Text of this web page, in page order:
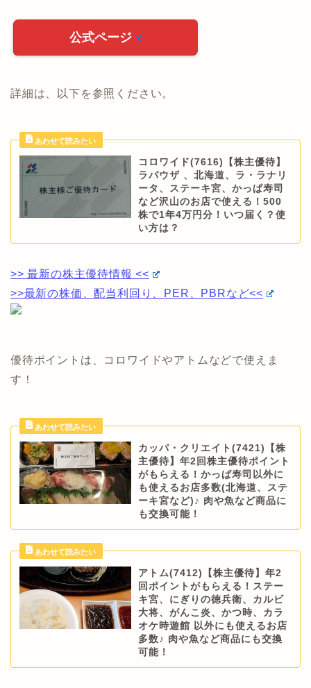
公式ページ
詳細は、以下を参照ください。
コロワイド(7616)【株主優待】
ラパウザ 、北海道、ラ・ラナリ
ータ、ステーキ宮、かっぱ寿司
など沢山のお店で使える！500
株で1年4万円分！いつ届く？使
い方は？
>> 最新の株主優待情報 <<
>>最新の株価、配当利回り、PER、PBRなど<<
優待ポイントは、コロワイドやアトムなどで使えま
す！
カッパ・クリエイト(7421)【株
主優待】年2回株主優待ポイント
がもらえる！かっぱ寿司以外に
も使えるお店多数(北海道、ステ
ーキ宮など)♪ 肉や魚など商品に
も交換可能！
アトム(7412)【株主優待】年2
回ポイントがもらえる！ステー
キ宮、にぎりの徳兵衛、カルビ
大将、がんこ炎、かつ時、カラ
オケ時遊館 以外にも使えるお店
多数♪ 肉や魚など商品にも交換
可能！